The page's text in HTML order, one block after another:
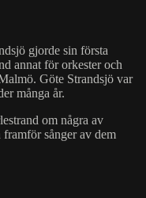
gjorde sin första
annat för orkester och
Göte Strandsjö var
många år.
om några av
framför sånger av dem